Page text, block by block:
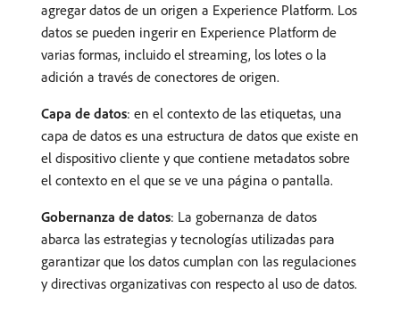
agregar datos de un origen a Experience Platform. Los
datos se pueden ingerir en Experience Platform de
varias formas, incluido el streaming, los lotes o la
adición a través de conectores de origen.
Capa de datos: en el contexto de las etiquetas, una
capa de datos es una estructura de datos que existe en
el dispositivo cliente y que contiene metadatos sobre
el contexto en el que se ve una página o pantalla.
Gobernanza de datos: La gobernanza de datos
abarca las estrategias y tecnologías utilizadas para
garantizar que los datos cumplan con las regulaciones
y directivas organizativas con respecto al uso de datos.